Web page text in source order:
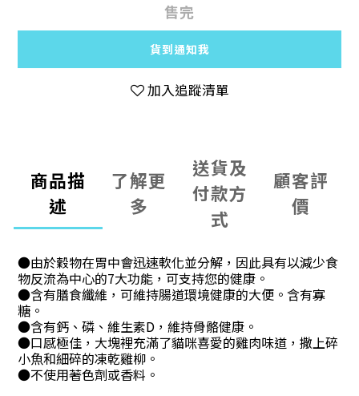
售完
貨到通知我
加入追蹤清單
商品描
述
了解更
多
送貨及
付款方
式
顧客評
價
●由於穀物在胃中會迅速軟化並分解，因此具有以減少食
物反流為中心的7大功能，可支持您的健康。
●含有膳食纖維，可維持腸道環境健康的大便。含有寡
糖。
●含有鈣、磷、維生素D，維持骨骼健康。
●口感極佳，大塊裡充滿了貓咪喜愛的雞肉味道，撒上碎
小魚和細碎的凍乾雞柳。
●不使用著色劑或香料。